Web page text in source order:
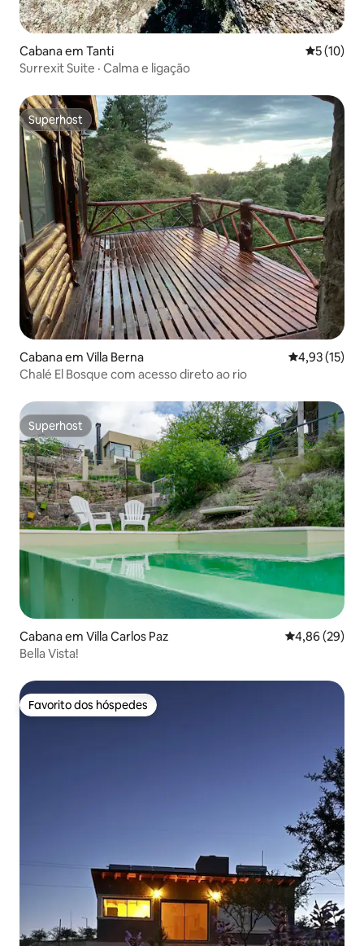
Cabana em Tanti
5 (10)
Surrexit Suite · Calma e ligação
Superhost
Superhost
Cabana em Villa Berna Classificação
4,93 (15)
Chalé El Bosque com acesso direto ao rio
Superhost
Superhost
Cabana em Villa Carlos Paz Classificação
4,86 (29)
Bella Vista!
Favorito dos hóspedes
Favorito dos hóspedes